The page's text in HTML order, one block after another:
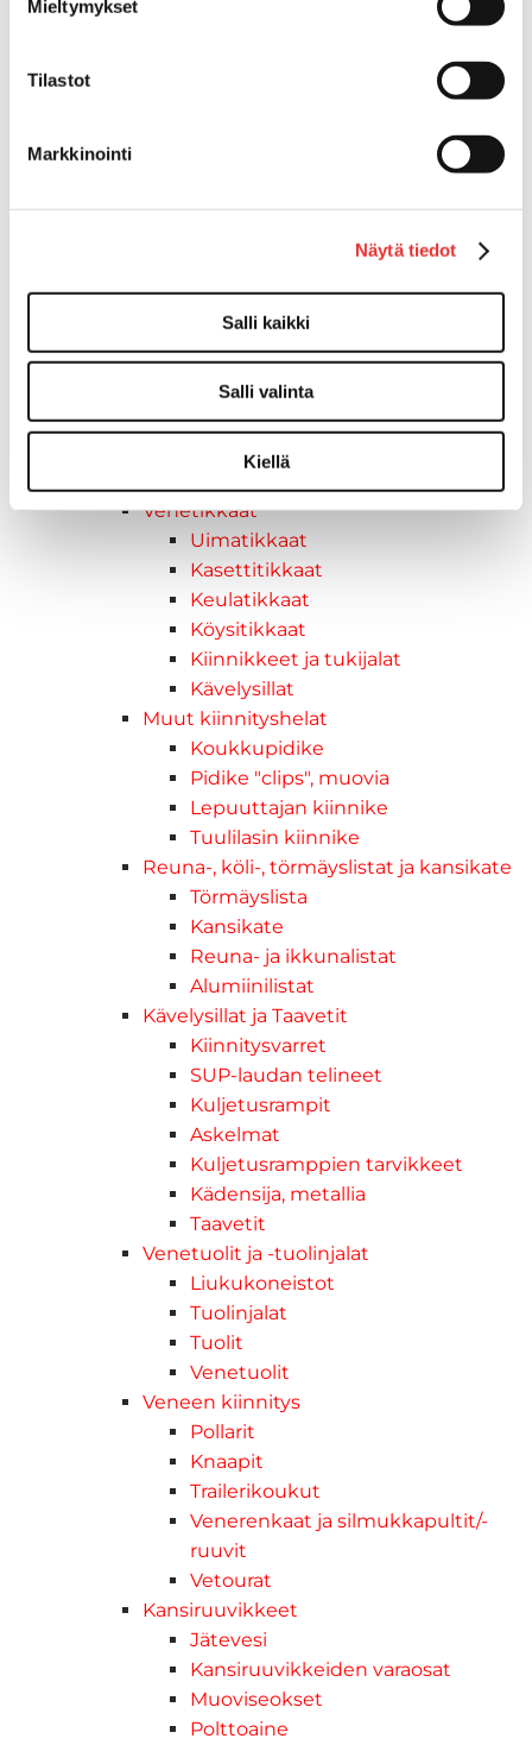
Mieltymykset
Tilastot
Markkinointi
Näytä tiedot
Salli kaikki
Salli valinta
Kiellä
Kaidevaijerit, -verkot ja
Keulatikkaat, -tasot ja
kaidepylväät
Kansiluukut, ikkunat ja verhot
Luukut, hyttysverkot ja
rullaverhot
Kansiluukut
Hyttysverkot
Venetikkaat
Uimatikkaat
Kasettitikkaat
Keulatikkaat
Köysitikkaat
Kiinnikkeet ja tukijalat
Kävelysillat
Muut kiinnityshelat
Koukkupidike
Pidike "clips", muovia
Lepuuttajan kiinnike
Tuulilasin kiinnike
Reuna-, köli-, törmäyslistat ja kansikate
Törmäyslista
Kansikate
Reuna- ja ikkunalistat
Alumiinilistat
Kävelysillat ja Taavetit
Kiinnitysvarret
SUP-laudan telineet
Kuljetusrampit
Askelmat
Kuljetusramppien tarvikkeet
Kädensija, metallia
Taavetit
Venetuolit ja -tuolinjalat
Liukukoneistot
Tuolinjalat
Tuolit
Venetuolit
Veneen kiinnitys
Pollarit
Knaapit
Trailerikoukut
Venerenkaat ja silmukkapultit/-
ruuvit
Vetourat
Kansiruuvikkeet
Jätevesi
Kansiruuvikkeiden varaosat
Muoviseokset
Polttoaine